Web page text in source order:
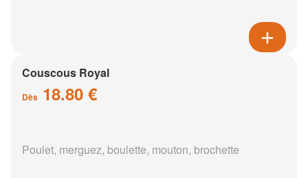
Couscous Royal
Dès 18.80 €
Poulet, merguez, boulette, mouton, brochette